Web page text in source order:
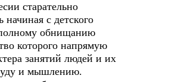
старательно
начиная с детского
обнищанию
которого напрямую
занятий людей и их
и мышлению.